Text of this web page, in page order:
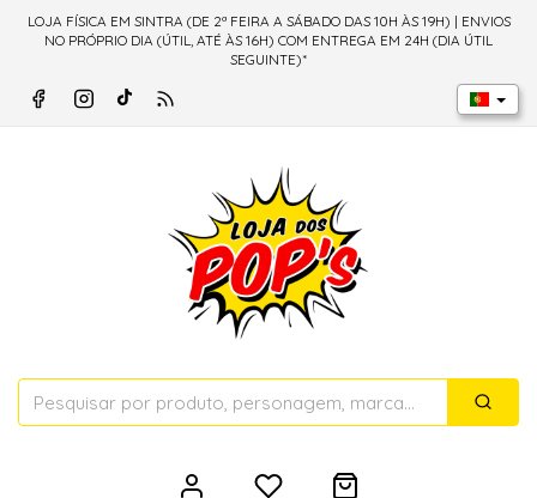
LOJA FÍSICA EM SINTRA (DE 2ª FEIRA A SÁBADO DAS 10H ÀS 19H) | ENVIOS
NO PRÓPRIO DIA (ÚTIL, ATÉ ÀS 16H) COM ENTREGA EM 24H (DIA ÚTIL
SEGUINTE)*